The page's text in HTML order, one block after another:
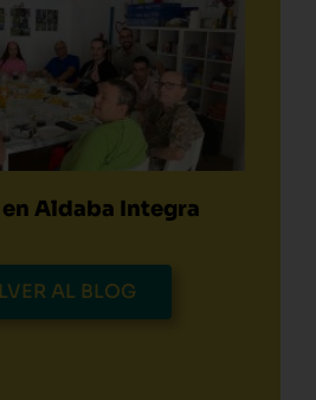
Aldaba Integra
AL BLOG